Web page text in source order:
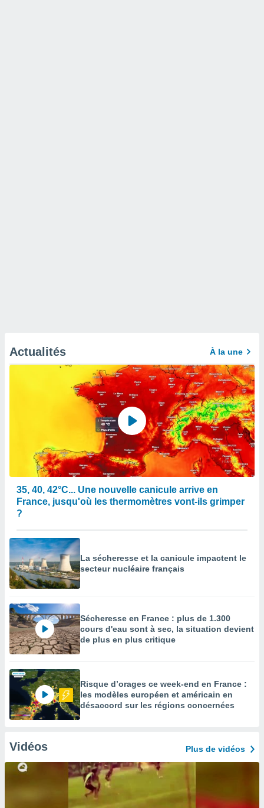
Actualités À la une
35, 40, 42°C... Une nouvelle canicule arrive en
France, jusqu'où les thermomètres vont-ils grimper
?
La sécheresse et la canicule impactent le
secteur nucléaire français
Sécheresse en France : plus de 1.300
cours d'eau sont à sec, la situation devient
de plus en plus critique
Risque d’orages ce week-end en France :
les modèles européen et américain en
désaccord sur les régions concernées
Vidéos Plus de vidéos